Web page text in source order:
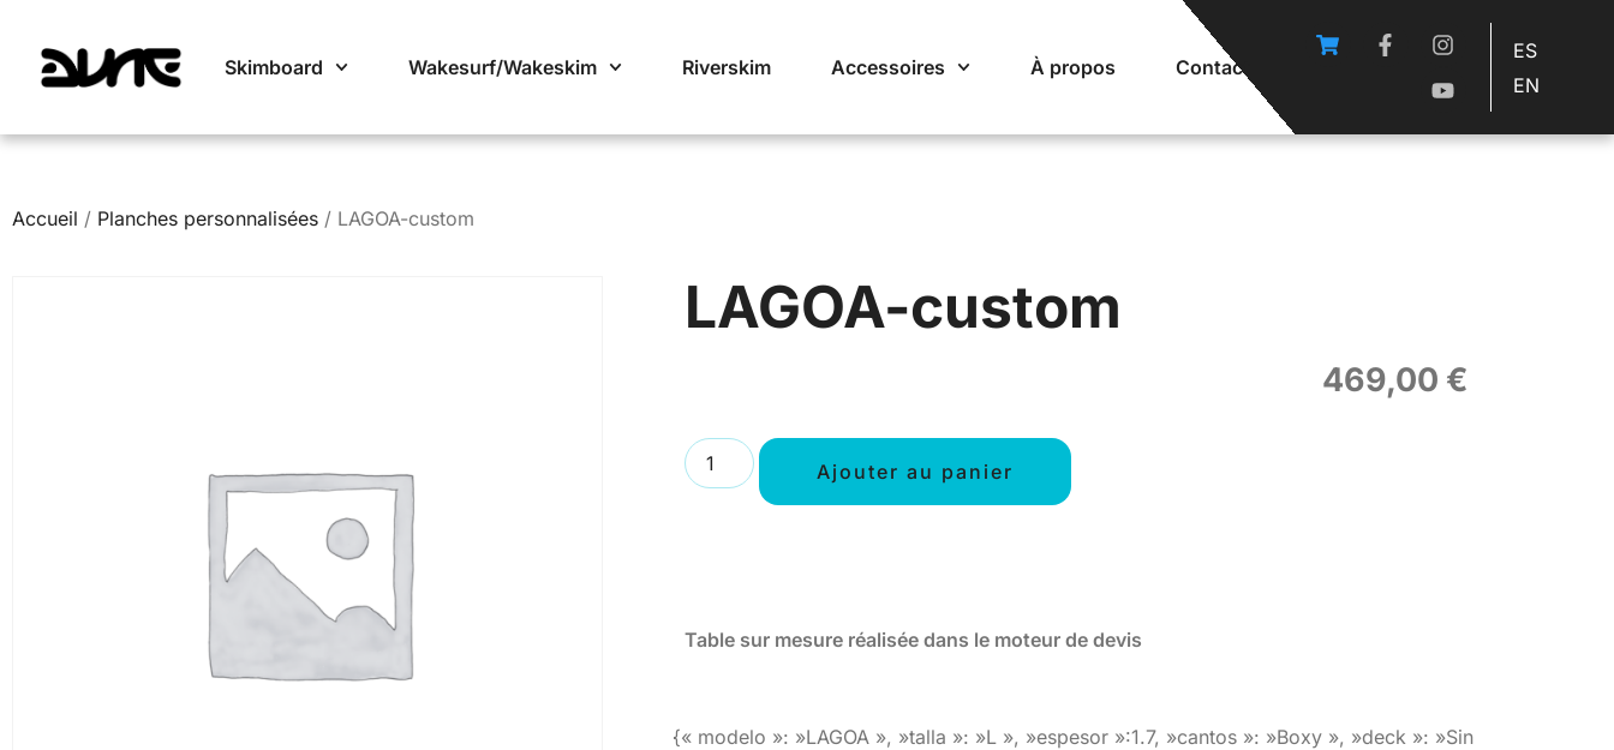
Skimboard Wakesurf/Wakeskim Riverskim Accessoires À propos Contact
ES
EN
Accueil / Planches personnalisées / LAGOA-custom
LAGOA-custom
469,00 €
Ajouter au panier
Table sur mesure réalisée dans le moteur de devis
{« modelo »: »LAGOA », »talla »: »L », »espesor »:1.7, »cantos »: »Boxy », »deck »: »Sin